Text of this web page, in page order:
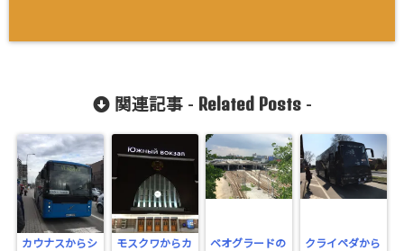
関連記事 - Related Posts-
カウナスからシ
モスクワからカ
ベオグラードの
クライペダから